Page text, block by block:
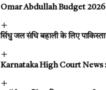
Omar Abdullah Budget 2026 :
सिंधु जल संधि बहाली के लिए
Karnataka High Court News :